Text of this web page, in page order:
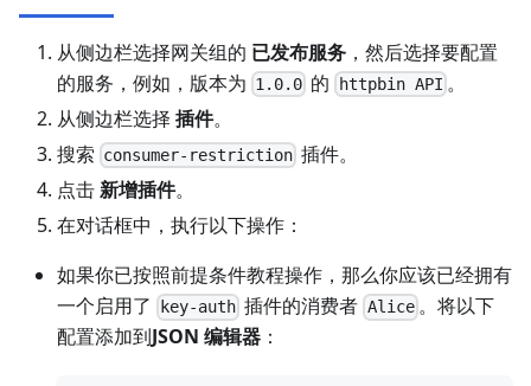
从侧边栏选择网关组的 已发布服务 ，然后选择要配置
的服务，例如，版本为 1.0.0 的 httpbin API 。
从侧边栏选择 插件。
搜索 consumer-restriction 插件。
点击新增插件。
在对话框中，执行以下操作：
如果你已按照前提条件教程操作，那么你应该已经拥有
一个启用了
key-auth 插件的消费者 Alice。将以下
配置添加到JSON 编辑器 ：